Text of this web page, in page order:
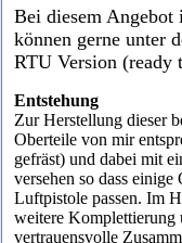
Bei diesem
können gerne unter
RTU Version (ready
Entstehung
Zur Herstellung dieser
Oberteile von mir
gefräst) und dabei mit
versehen so dass
Luftpistole passen. Im
weitere Komplettierung
vertrauensvolle